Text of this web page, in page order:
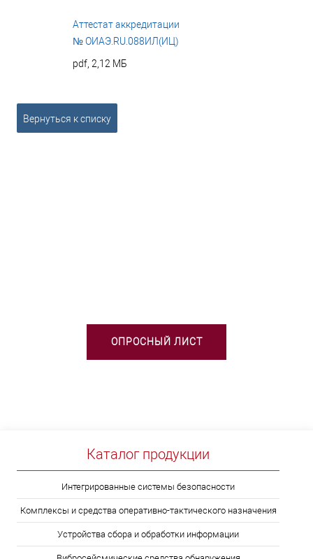
Аттестат аккредитации
№ ОИАЭ.RU.088ИЛ(ИЦ)
pdf, 2,12 МБ
Вернуться к списку
ОПРОСНЫЙ ЛИСТ
Каталог продукции
Интегрированные системы безопасности
Комплексы и средства оперативно-тактического назначения
Устройства сбора и обработки информации